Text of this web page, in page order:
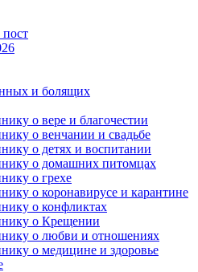
и болящих
о вере и благочестии
о венчании и свадьбе
о детях и воспитании
о домашних питомцах
о грехе
о коронавирусе и карантине
о конфликтах
о Крещении
о любви и отношениях
о медицине и здоровье